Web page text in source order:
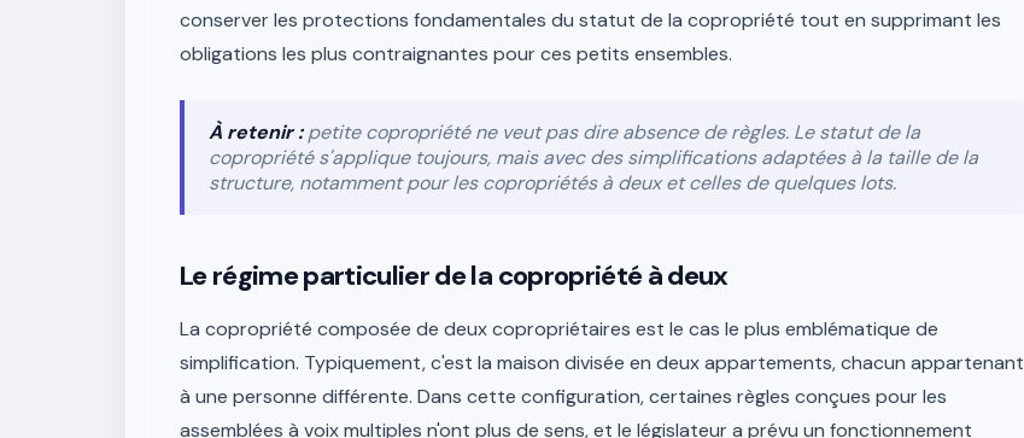
conserver les protections fondamentales du statut de la copropriété tout en supprimant les
obligations les plus contraignantes pour ces petits ensembles.
À retenir :petite copropriété ne veut pas dire absence de règles. Le statut de la
copropriété s'applique toujours, mais avec des simplifications adaptées à la taille de la
structure, notamment pour les copropriétés à deux et celles de quelques lots.
Le régime particulier de la copropriété à deux
La copropriété composée de deux copropriétaires est le cas le plus emblématique de
simplification. Typiquement, c'est la maison divisée en deux appartements, chacun appartenant
à une personne différente. Dans cette configuration, certaines règles conçues pour les
assemblées à voix multiples n'ont plus de sens, et le législateur a prévu un fonctionnement